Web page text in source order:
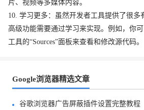
片、视频等多媒体内容。
10. 学习更多：虽然开发者工具提供了很多
高级功能需要通过学习来实现。例如，你
工具的“Sources”面板来查看和修改源代码。
Google浏览器精选文章
谷歌浏览器广告屏蔽插件设置完整教程